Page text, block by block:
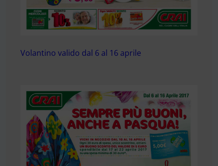
Volantino valido dal 6 al 16 aprile